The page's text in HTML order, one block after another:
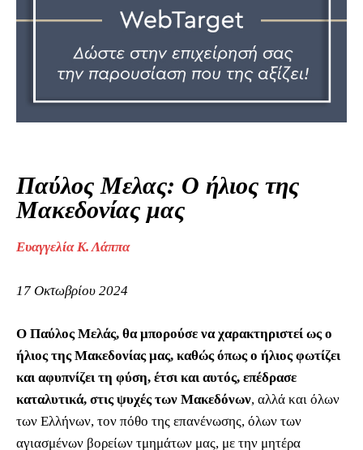
Παύλος Μελας: Ο ήλιος της
Μακεδονίας μας
Ευαγγελία Κ. Λάππα
17 Οκτωβρίου 2024
O Παύλος Μελάς, θα μπορούσε να χαρακτηριστεί ως ο
ήλιος της Μακεδονίας μας, καθώς όπως ο ήλιος φωτίζει
και αφυπνίζει τη φύση, έτσι και αυτός, επέδρασε
καταλυτικά, στις ψυχές των Μακεδόνων, αλλά και όλων
των Ελλήνων, τον πόθο της επανένωσης, όλων των
αγιασμένων βορείων τμημάτων μας, με την μητέρα